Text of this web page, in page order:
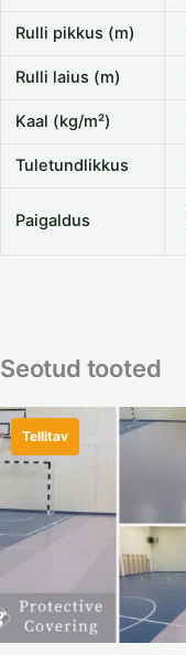
Rulli pikkus (m)
Rulli laius (m)
Kaal (kg/m²)
Tuletundlikkus
Paigaldus
Seotud tooted
Tellitav